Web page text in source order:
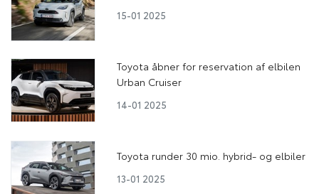
15-01 2025
Toyota åbner for reservation af elbilen
Urban Cruiser
14-01 2025
Toyota runder 30 mio. hybrid- og elbiler
13-01 2025